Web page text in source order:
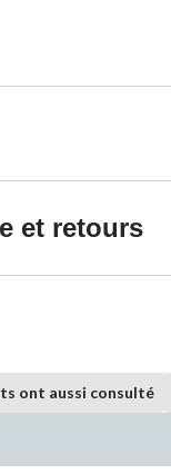
et retours
ont aussi consulté